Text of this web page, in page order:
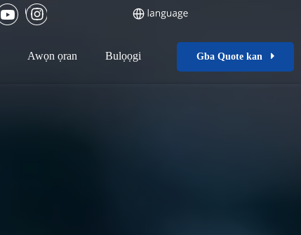
Awọn ọran Bulọọgi Gba Quote kan